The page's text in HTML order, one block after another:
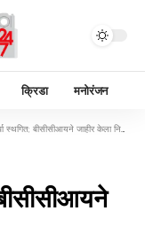
क्रिडा मनोरंजन
स्थगित; बीसीसीआयने जाहीर केला निर्णय…